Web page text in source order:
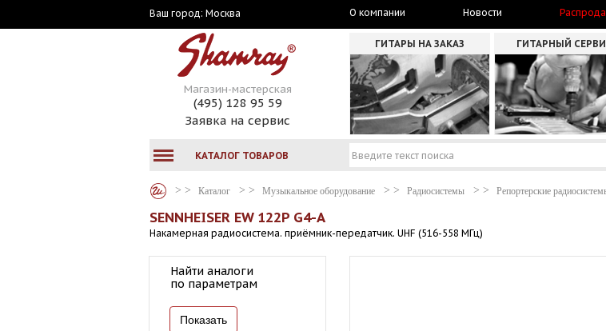
Ваш город: Москва О компании Новости
Магазин-мастерская
(495) 128 95 59
Заявка на сервис
ГИТАРЫ НА ЗАКАЗ ГИТАРНЫЙ
КАТАЛОГ ТОВАРОВ
Каталог Музыкальное оборудование Радиосистемы Репортерские
SENNHEISER EW 122P G4-A
Накамерная радиосистема. приёмник-передатчик. UHF (516-558 МГц)
Найти аналоги
по параметрам